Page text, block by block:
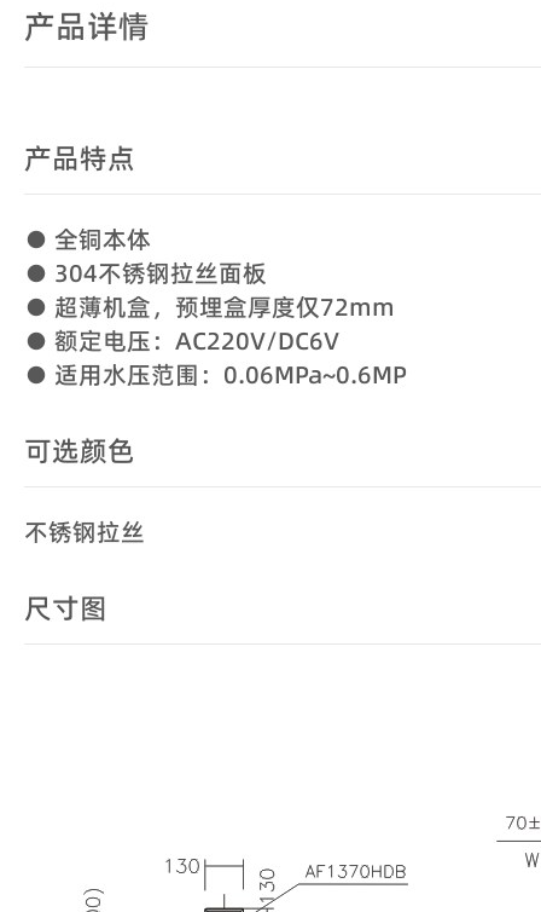
产品详情
产品特点
● 全铜本体
● 304不锈钢拉丝面板
● 超薄机盒，预埋盒厚度仅72mm
● 额定电压：AC220V/DC6V
● 适用水压范围：0.06MPa~0.6MP
可选颜色
不锈钢拉丝
尺寸图